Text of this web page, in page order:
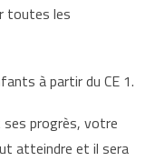
toutes les
à partir du CE 1.
progrès, votre
atteindre et il sera